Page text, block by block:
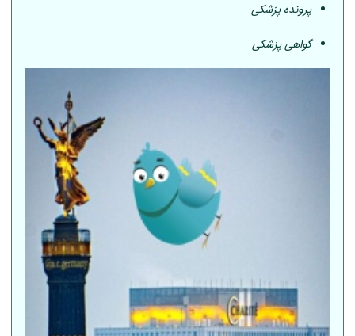
پرونده پزشکی
گواهی پزشکی